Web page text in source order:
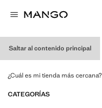
Saltar al contenido principal
TIENDAS
¿Cuál es mi tienda más cercana?
CATEGORÍAS